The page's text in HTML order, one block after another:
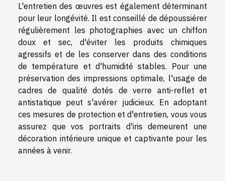
L'entretien des œuvres est également déterminant
pour leur longévité. Il est conseillé de dépoussiérer
régulièrement les photographies avec un chiffon
doux et sec, d'éviter les produits chimiques
agressifs et de les conserver dans des conditions
de température et d'humidité stables. Pour une
préservation des impressions optimale, l'usage de
cadres de qualité dotés de verre anti-reflet et
antistatique peut s'avérer judicieux. En adoptant
ces mesures de protection et d'entretien, vous vous
assurez que vos portraits d'iris demeurent une
décoration intérieure unique et captivante pour les
années à venir.